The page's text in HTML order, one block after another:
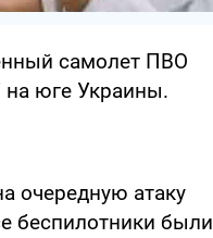
самолет ПВО
на юге Украины.
очередную атаку
беспилотники были